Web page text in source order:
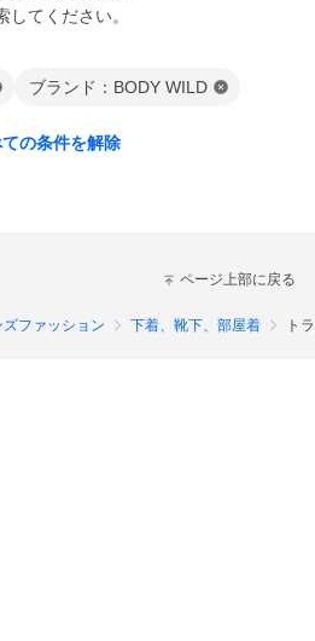
してください。
ブランド：BODY WILD
の条件を解除
ページ上部に戻る
ズファッション 下着、靴下、部屋着 ト